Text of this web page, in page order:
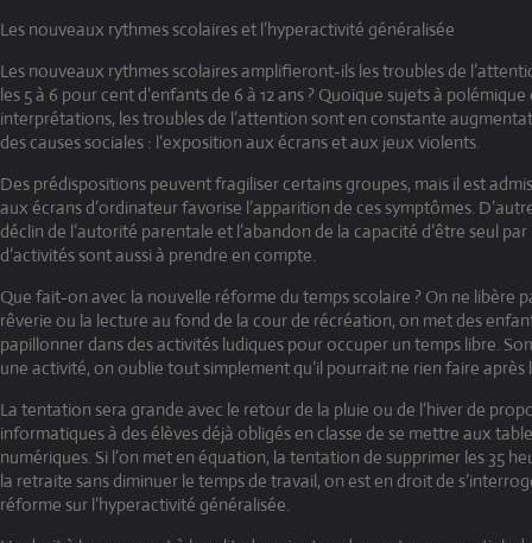
Les nouveaux rythmes scolaires et l’hyperactivité généralisée
Les nouveaux rythmes scolaires amplifieront-ils les troubles de
les 5 à 6 pour cent d’enfants de 6 à 12 ans ? Quoique sujets à
interprétations, les troubles de l’attention sont en constante
des causes sociales : l’exposition aux écrans et aux jeux violents.
Des prédispositions peuvent fragiliser certains groupes, mais il est
aux écrans d’ordinateur favorise l’apparition de ces symptômes.
déclin de l’autorité parentale et l’abandon de la capacité d’être seul par
d’activités sont aussi à prendre en compte.
Que fait-on avec la nouvelle réforme du temps scolaire ? On ne libère
rêverie ou la lecture au fond de la cour de récréation, on met des
papillonner dans des activités ludiques pour occuper un temps libre.
une activité, on oublie tout simplement qu’il pourrait ne rien faire après
La tentation sera grande avec le retour de la pluie ou de l’hiver de
informatiques à des élèves déjà obligés en classe de se mettre aux
numériques. Si l’on met en équation, la tentation de supprimer les 35
la retraite sans diminuer le temps de travail, on est en droit de
réforme sur l’hyperactivité généralisée.